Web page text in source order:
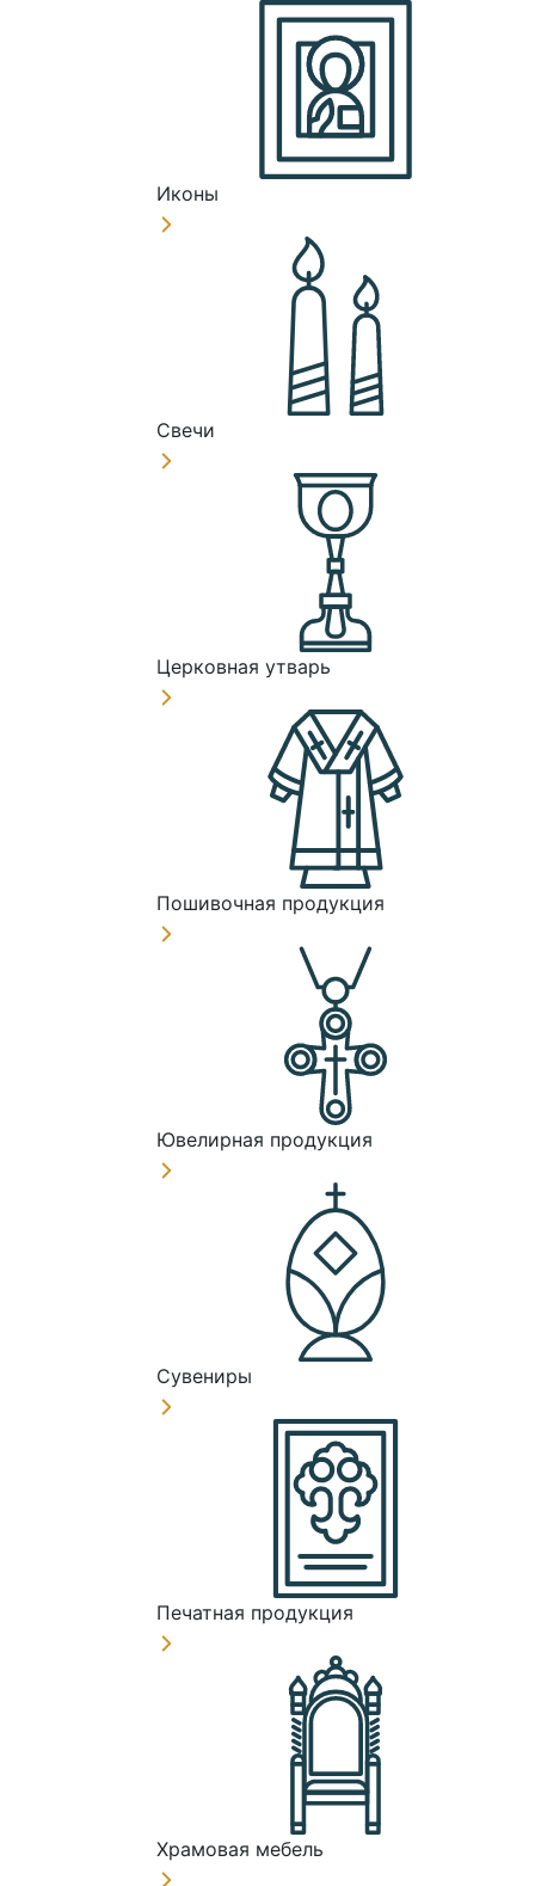
Иконы
Свечи
Церковная утварь
Пошивочная продукция
Ювелирная продукция
Сувениры
Печатная продукция
Храмовая мебель